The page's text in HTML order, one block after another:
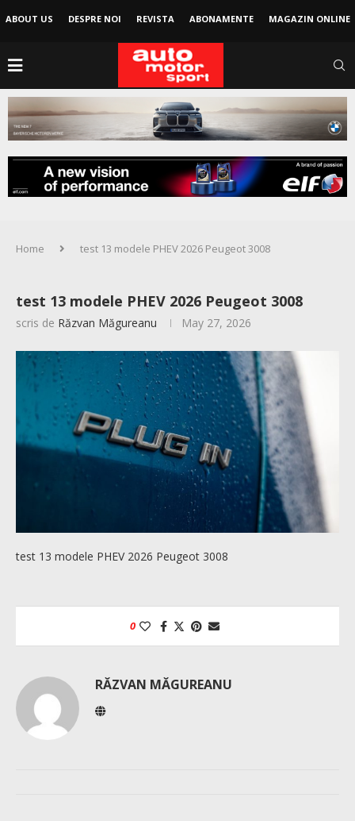
ABOUT US DESPRE NOI REVISTA ABONAMENTE MAGAZIN ONLINE
Home test 13 modele PHEV 2026 Peugeot 3008
test 13 modele PHEV 2026 Peugeot 3008
scris de Răzvan Măgureanu May 27, 2026
test 13 modele PHEV 2026 Peugeot 3008
0
RĂZVAN MĂGUREANU